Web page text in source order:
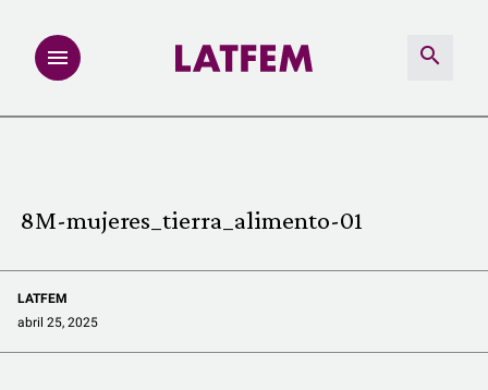
REDACCIÓN ABIERTA
8M-mujeres_tierra_alimento-01
LATFEM
abril 25, 2025